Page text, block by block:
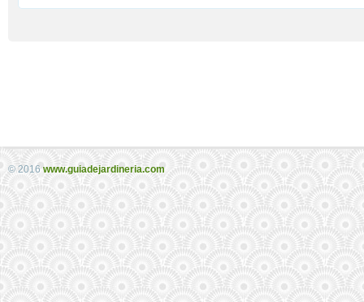
© 2016www.guiadejardineria.com